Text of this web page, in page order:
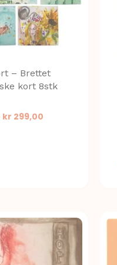
– Brettet
kort 8stk
Opprinnelig
kr 299,00